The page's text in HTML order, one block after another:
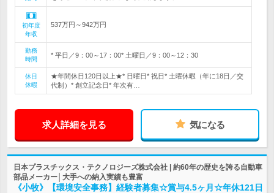
初年度
年収
537万円～942万円
勤務
時間
* 平日／9：00～17：00* 土曜日／9：00～12：30
休日
休暇
★年間休日120日以上★* 日曜日* 祝日* 土曜休暇（年に18日／交
代制）* 創立記念日* 年次有…
求人詳細を見る 気になる
日本プラスチックス・テクノロジーズ株式会社 | 約60年の歴史を誇る自動車
部品メーカー│大手への納入実績も豊富
《小牧》【環境安全事務】経験者募集☆賞与4.5ヶ月☆年休121日